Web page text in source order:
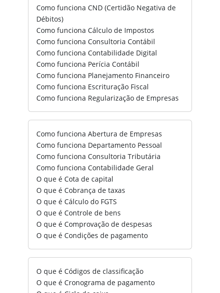
Como funciona CND (Certidão Negativa de
Débitos)
Como funciona Cálculo de Impostos
Como funciona Consultoria Contábil
Como funciona Contabilidade Digital
Como funciona Perícia Contábil
Como funciona Planejamento Financeiro
Como funciona Escrituração Fiscal
Como funciona Regularização de Empresas
Como funciona Abertura de Empresas
Como funciona Departamento Pessoal
Como funciona Consultoria Tributária
Como funciona Contabilidade Geral
O que é Cota de capital
O que é Cobrança de taxas
O que é Cálculo do FGTS
O que é Controle de bens
O que é Comprovação de despesas
O que é Condições de pagamento
O que é Códigos de classificação
O que é Cronograma de pagamento